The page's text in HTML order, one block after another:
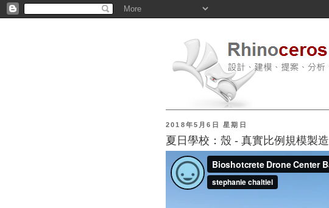
2018年5月6日 星期日
夏日學校：殼 - 真實比例規模製造